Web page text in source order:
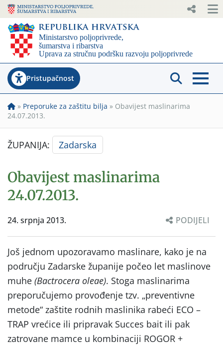
Pristupačnost
» Preporuke za zaštitu bilja » Obavijest maslinarima
24.07.2013.
ŽUPANIJA: Zadarska
Obavijest maslinarima
24.07.2013.
24. srpnja 2013. PODIJELI
Još jednom upozoravamo maslinare, kako je na
području Zadarske županije počeo let maslinove
muhe (Bactrocera oleae). Stoga maslinarima
preporučujemo provođenje tzv. „preventivne
metode“ zaštite rodnih maslinika rabeći ECO –
TRAP vrećice ili pripravak Succes bait ili pak
zatrovane mamce u kombinaciji ROGOR +